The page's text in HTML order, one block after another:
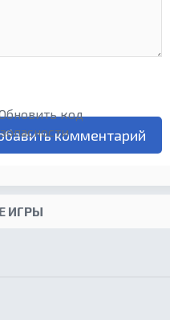
ИГРЫ